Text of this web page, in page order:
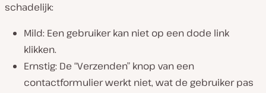
schadelijk:
Mild: Een gebruiker kan niet op een dode link
klikken.
Ernstig: De “Verzenden” knop van een
contactformulier werkt niet, wat de gebruiker pas